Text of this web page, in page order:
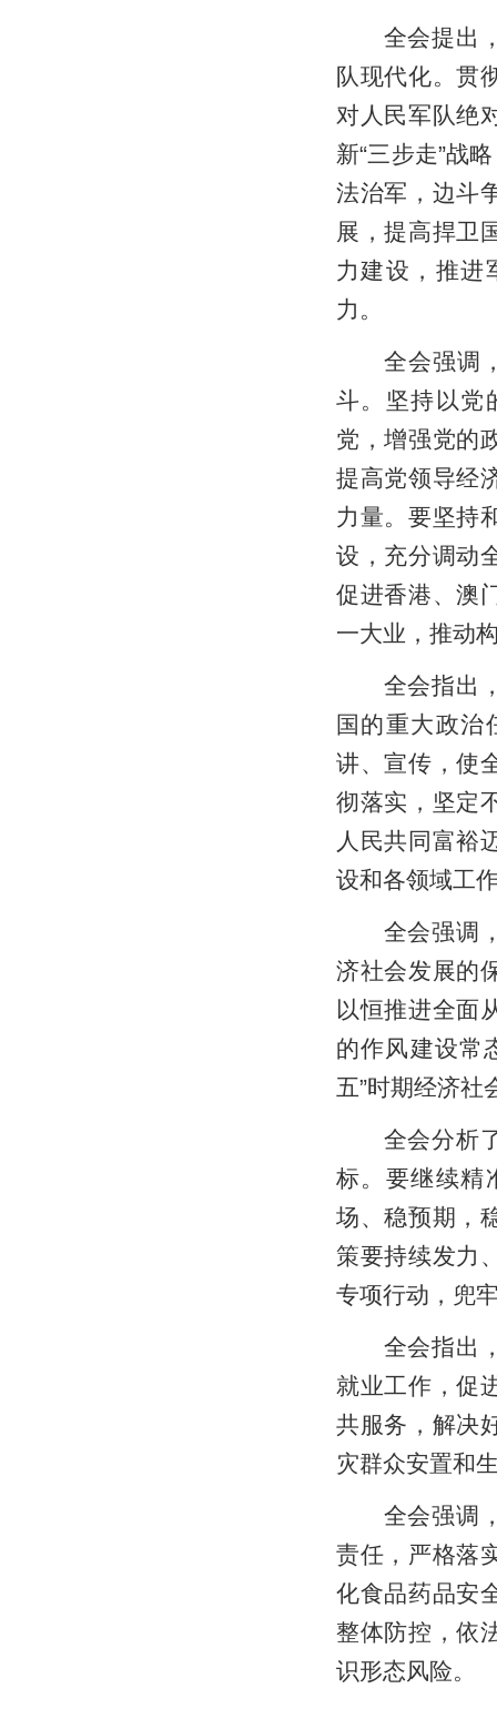
全会提出，
队现代化。贯
对人民军队绝
新“三步走”战
法治军，边斗
展，提高捍卫
力建设，推进
力。
全会强调，
斗。坚持以党
党，增强党的
提高党领导经
力量。要坚持
设，充分调动
促进香港、澳
一大业，推动
全会指出，
国的重大政治
讲、宣传，使
彻落实，坚定
人民共同富裕
设和各领域工
全会强调，
济社会发展的
以恒推进全面
的作风建设常
五”时期经济社
全会分析了
标。要继续精
场、稳预期，
策要持续发力
专项行动，兜
全会指出，
就业工作，促
共服务，解决
灾群众安置和
全会强调，
责任，严格落
化食品药品安
整体防控，依
识形态风险。